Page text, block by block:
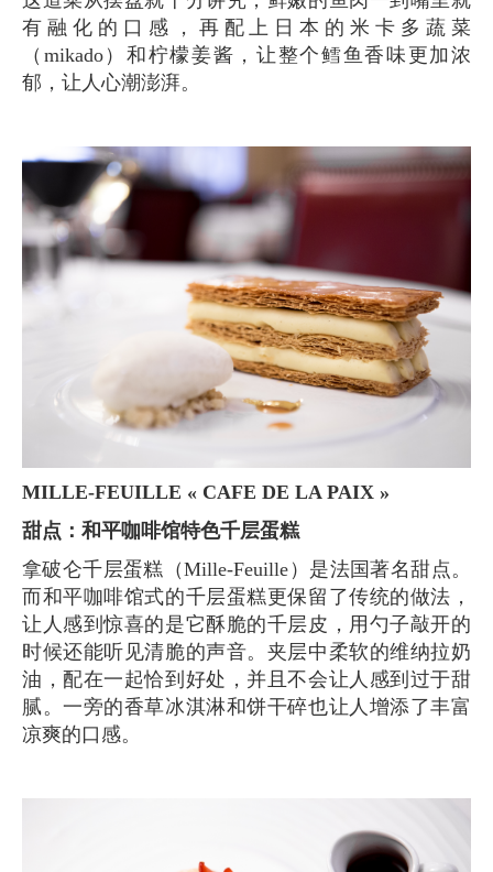
有融化的口感，再配上日本的米卡多蔬菜
（mikado）和柠檬姜酱，让整个鳕鱼香味更加浓
郁，让人心潮澎湃。
MILLE-FEUILLE « CAFE DE LA PAIX »
甜点：和平咖啡馆特色千层蛋糕
拿破仑千层蛋糕（Mille-Feuille）是法国著名甜点。
而和平咖啡馆式的千层蛋糕更保留了传统的做法，
让人感到惊喜的是它酥脆的千层皮，用勺子敲开的
时候还能听见清脆的声音。夹层中柔软的维纳拉奶
油，配在一起恰到好处，并且不会让人感到过于甜
腻。一旁的香草冰淇淋和饼干碎也让人增添了丰富
凉爽的口感。